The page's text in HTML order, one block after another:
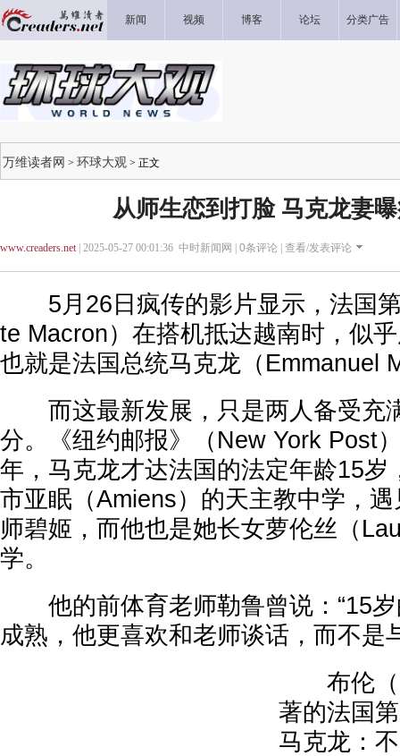
新闻 视频 博客 论坛 分类广告
万维读者网 > 环球大观 > 正文
从师生恋到打脸 马克龙妻
www.creaders.net| 2025-05-27 00:01:36 中时新闻网 | 0条评论 | 查看/发表评论
5月26日疯传的影片显示，法国第
te Macron）在搭机抵达越南时，似
也就是法国总统马克龙（Emmanuel
而这最新发展，只是两人备受充
分。《纽约邮报》（New York Post
年，马克龙才达法国的法定年龄15岁
市亚眠（Amiens）的天主教中学，
师碧姬，而他也是她长女萝伦丝（
学。
他的前体育老师勒鲁曾说：“15岁
成熟，他更喜欢和老师谈话，而不是
布伦（
著的法国
马克龙：